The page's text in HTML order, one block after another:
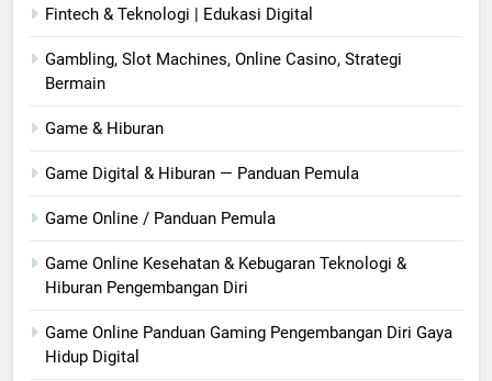
Fintech & Teknologi | Edukasi Digital
Gambling, Slot Machines, Online Casino, Strategi
Bermain
Game & Hiburan
Game Digital & Hiburan — Panduan Pemula
Game Online / Panduan Pemula
Game Online Kesehatan & Kebugaran Teknologi &
Hiburan Pengembangan Diri
Game Online Panduan Gaming Pengembangan Diri Gaya
Hidup Digital